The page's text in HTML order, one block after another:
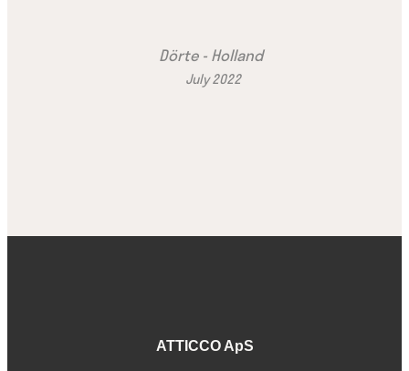
Dörte - Holland
July 2022
ATTICCO ApS